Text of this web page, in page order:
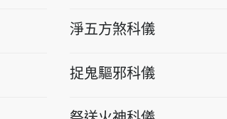
淨五方煞科儀
捉鬼驅邪科儀